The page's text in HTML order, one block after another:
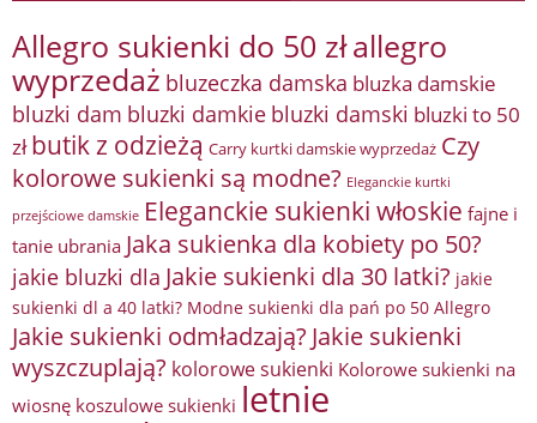
Allegro sukienki do 50 złallegro
wyprzedaż bluzeczka damska bluzka damskie
bluzki dam bluzki damkie bluzki damski bluzki to 50
zł butik z odzieżą Carry kurtki damskie wyprzedaż Czy
kolorowe sukienki są modne? Eleganckie kurtki
przejściowe damskie Eleganckie sukienki włoskie fajne i
tanie ubrania Jaka sukienka dla kobiety po 50?
jakie bluzki dla Jakie sukienki dla 30 latki? jakie
sukienki dl a 40 latki? Modne sukienki dla pań po 50 Allegro
Jakie sukienki odmładzają? Jakie sukienki
wyszczuplają? kolorowe sukienki Kolorowe sukienki na
wiosnę koszulowe sukienki letnie